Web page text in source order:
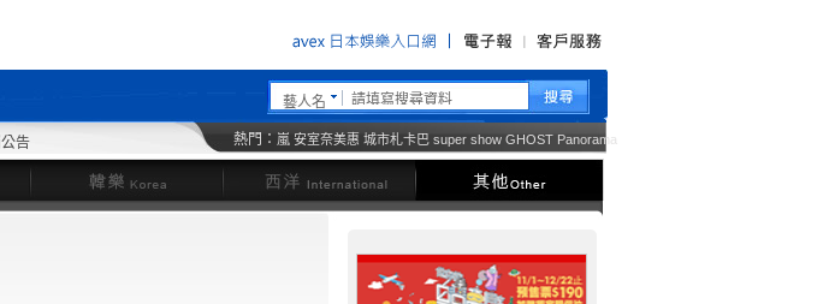
藝人名
熱門： 嵐 安室奈美惠 城市札卡巴 super show GHOST Panorama
韓樂 其他